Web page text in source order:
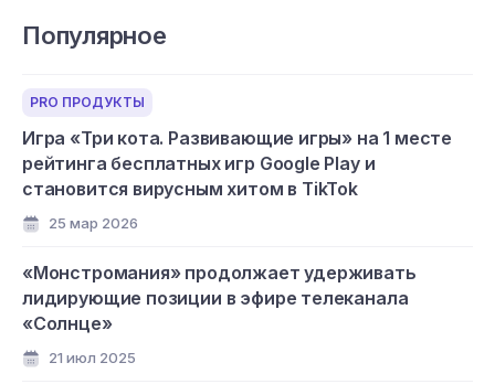
Популярное
PRO ПРОДУКТЫ
Игра «Три кота. Развивающие игры» на 1 месте
рейтинга бесплатных игр Google Play и
становится вирусным хитом в TikTok
25 мар 2026
«Монстромания» продолжает удерживать
лидирующие позиции в эфире телеканала
«Солнце»
21 июл 2025